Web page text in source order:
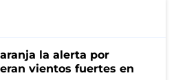
la alerta por
vientos fuertes en